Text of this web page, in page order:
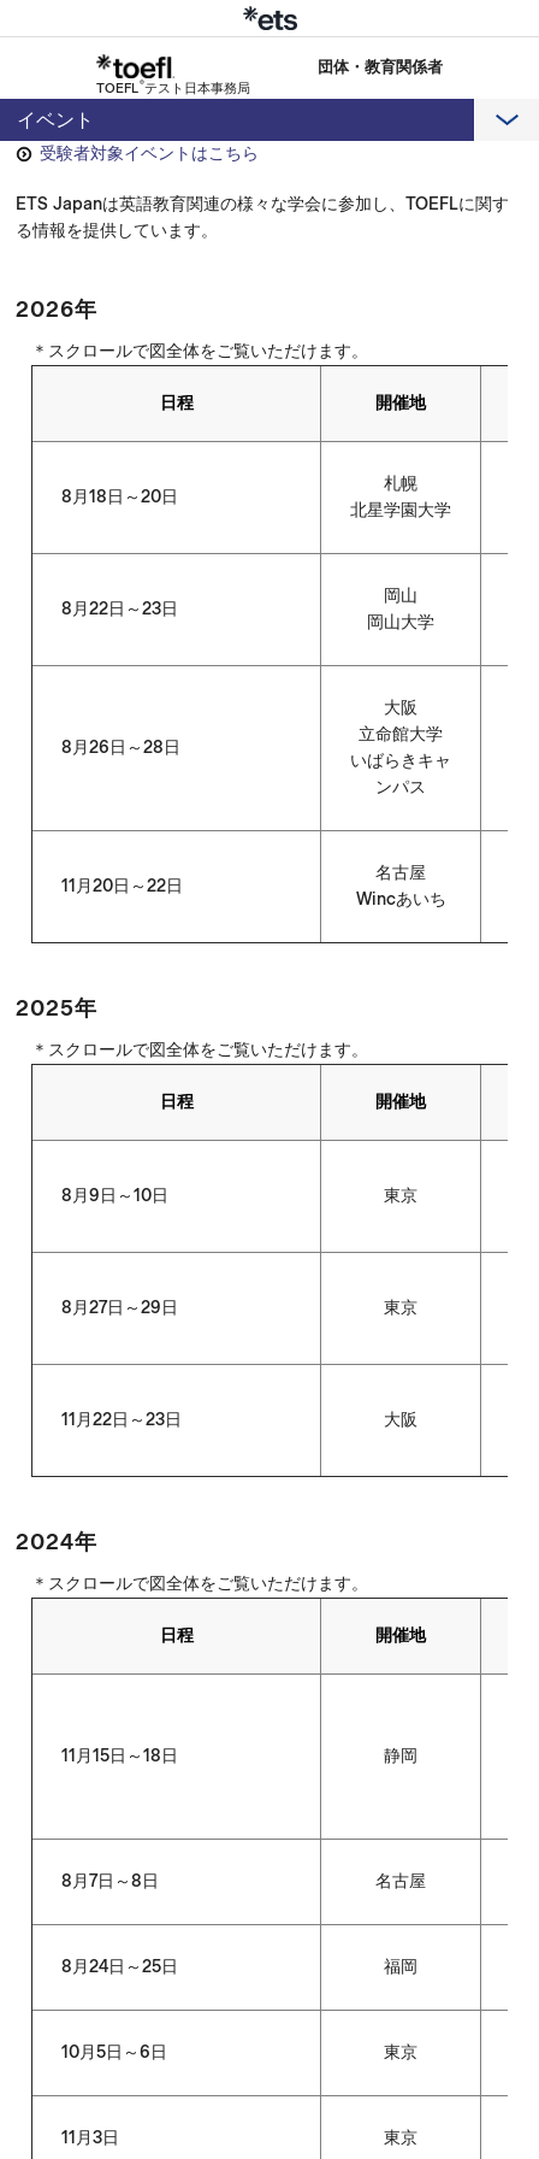
TOEFL®テスト日本事務局
団体・教育関係者
イベント
受験者対象イベントはこちら
ETS Japanは英語教育関連の様々な学会に参加し、TOEFLに関す
る情報を提供しています。
2026年
＊スクロールで図全体をご覧いただけます。
日程 開催地
8月18日～20日
札幌
北星学園大学
8月22日～23日
岡山
岡山大学
8月26日～28日
大阪
立命館大学
いばらきキャ
ンパス
11月20日～22日
名古屋
Wincあいち
2025年
＊スクロールで図全体をご覧いただけます。
日程 開催地
8月9日～10日 東京
8月27日～29日 東京
11月22日～23日 大阪
2024年
＊スクロールで図全体をご覧いただけます。
日程 開催地
11月15日～18日 静岡
8月7日～8日 名古屋
8月24日～25日 福岡
10月5日～6日 東京
11月3日 東京